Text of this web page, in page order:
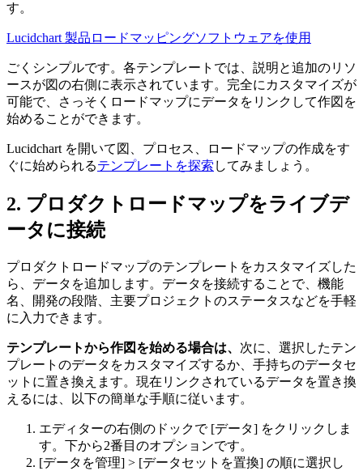
す。
Lucidchart 製品ロードマッピングソフトウェアを使用
ごくシンプルです。各テンプレートでは、説明と追加のリソ
ースが図の右側に表示されています。完全にカスタマイズが
可能で、さっそくロードマップにデータをリンクして作図を
始めることができます。
Lucidchart を開いて図、プロセス、ロードマップの作成をす
ぐに始められるテンプレートを探索 してみましょう。
2. プロダクトロードマップをライブデ
ータに接続
プロダクトロードマップのテンプレートをカスタマイズした
ら、データを追加します。データを接続することで、機能
名、開発の段階、主要プロジェクトのステータスなどを手軽
に入力できます。
テンプレートから作図を始める場合は、 次に、選択したテン
プレートのデータをカスタマイズするか、手持ちのデータセ
ットに置き換えます。現在リンクされているデータを置き換
えるには、以下の簡単な手順に従います。
エディターの右側のドックで [データ] をクリックしま
す。下から2番目のオプションです。
[データを管理] > [データセットを置換] の順に選択し